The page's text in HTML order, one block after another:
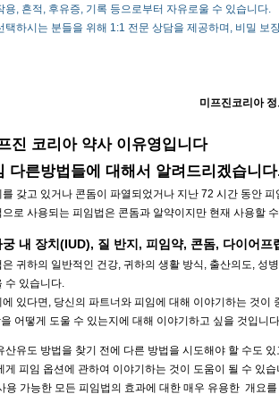
용, 흔적, 후유증, 기록 등으로부터 자유로울 수 있습니다.
택하시는 분들을 위해 1:1 전문 상담을 제공하며, 비밀 보
미프진코리아
진 코리아 약사 이유영입니다
다른방법들에 대해서 알려드리겠습니
갖고 있거나 콘돔이 파열되었거나 지난 72 시간 동안
로 사용되는 피임법은 콘돔과 알약이지만 현재 사용할
내 장치(IUD), 질 반지, 피임약, 콘돔, 다이어프
귀하의 일반적인 건강, 귀하의 생활 방식, 출산의도,
수 있습니다.
있다면, 당신의 파트너와 피임에 대해 이야기하는 것
어떻게 도울 수 있는지에 대해 이야기하고 싶을 것입니
산유도 방법을 찾기 전에 다른 방법을 시도해야 할 수도
게 피임 옵션에 관하여 이야기하는 것이 도움이 될 수 있
용 가능한 모든 피임법의 효과에 대한 매우 유용한 개요